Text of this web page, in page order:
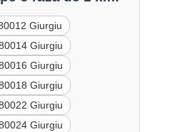
Giurgiu
Giurgiu
Giurgiu
Giurgiu
Giurgiu
Giurgiu